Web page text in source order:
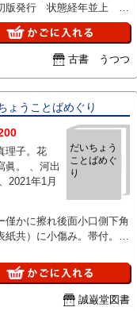
発行 状態経年並上 古
札はがし跡なし 芥川賞受
古書 うつつ
ょうことばめぐり
だいちょう
ことばめぐ
り
理子。花
、河出
僅かに擦れ後面小口側下角
紙共）に小傷み。帯付。本
誠巌堂図書